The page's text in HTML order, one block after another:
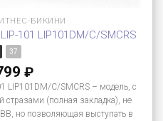
БИКИНИ
101 LIP101DM/C/SMCRS
37
₽
LIP101DM/C/SMCRS – модель, с
стразами (полная закладка), не
но позволяющая выступать в